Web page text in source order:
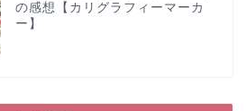
の感想【カリグラフィーマーカ
ー】